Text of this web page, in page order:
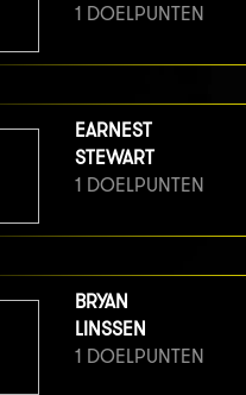
1 DOELPUNTEN
EARNEST
STEWART
1 DOELPUNTEN
BRYAN
LINSSEN
1 DOELPUNTEN